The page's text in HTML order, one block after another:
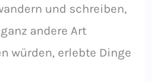
und schreiben,
andere Art
würden, erlebte Dinge